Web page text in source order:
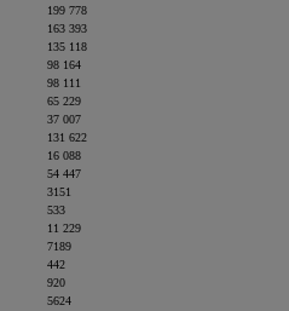
199 778
163 393
135 118
98 164
98 111
65 229
37 007
131 622
16 088
54 447
3151
533
11 229
7189
442
920
5624